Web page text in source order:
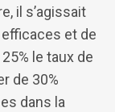
il s’agissait
et de
le taux de
de 30%
dans la